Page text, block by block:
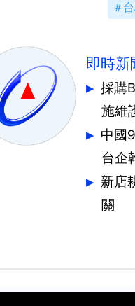
即時新
採購
施維
中國
台企
新店
關